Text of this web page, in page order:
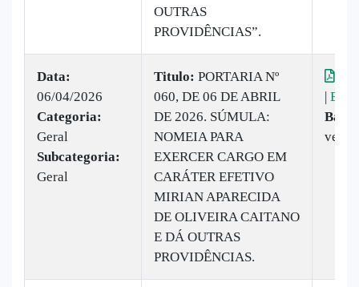
OUTRAS
PROVIDÊNCIAS”.
Data:
06/04/2026
Categoria:
Geral
Subcategoria:
Geral
Titulo: PORTARIA Nº
060, DE 06 DE ABRIL
DE 2026. SÚMULA:
NOMEIA PARA
EXERCER CARGO EM
CARÁTER EFETIVO
MIRIAN APARECIDA
DE OLIVEIRA CAITANO
E DÁ OUTRAS
PROVIDÊNCIAS.
|
vezes